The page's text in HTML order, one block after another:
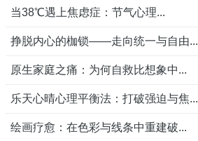
当38℃遇上焦虑症：节气心理...
挣脱内心的枷锁——走向统一与自由...
原生家庭之痛：为何自救比想象中...
乐天心晴心理平衡法：打破强迫与焦...
绘画疗愈：在色彩与线条中重建破...